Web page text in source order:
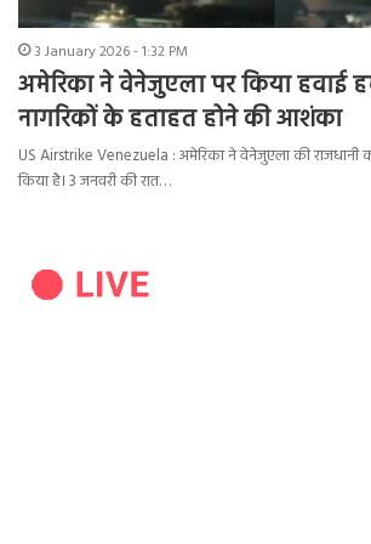
3 January 2026 - 1:32 PM
अमेरिका ने वेनेजुएला पर किया हवाई
नागरिकों के हताहत होने की आशंका
US Airstrike Venezuela : अमेरिका ने वेनेजुएला की राजधानी
किया है। 3 जनवरी की रात…